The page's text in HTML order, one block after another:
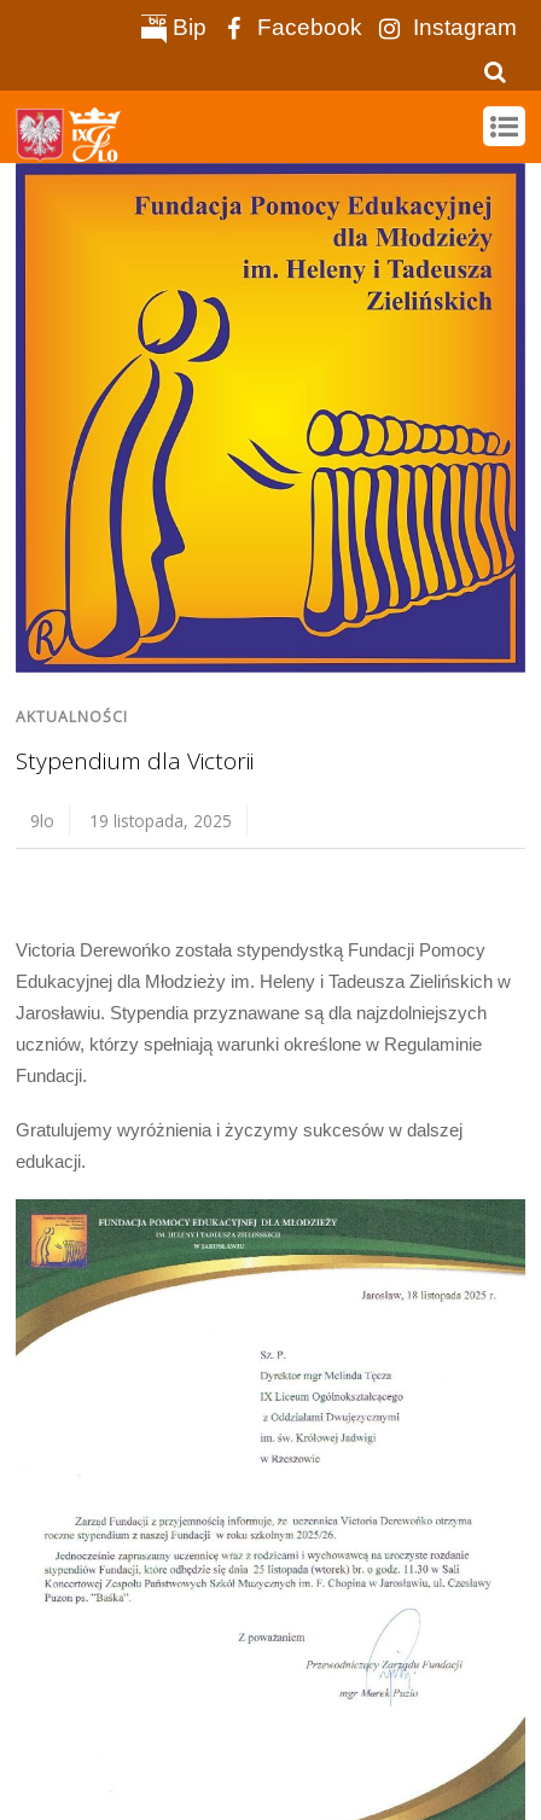
Bip Facebook Instagram
AKTUALNOŚCI
Stypendium dla Victorii
9lo 19 listopada, 2025
Victoria Derewońko została stypendystką Fundacji Pomocy
Edukacyjnej dla Młodzieży im. Heleny i Tadeusza Zielińskich w
Jarosławiu. Stypendia przyznawane są dla najzdolniejszych
uczniów, którzy spełniają warunki określone w Regulaminie
Fundacji.
Gratulujemy wyróżnienia i życzymy sukcesów w dalszej
edukacji.